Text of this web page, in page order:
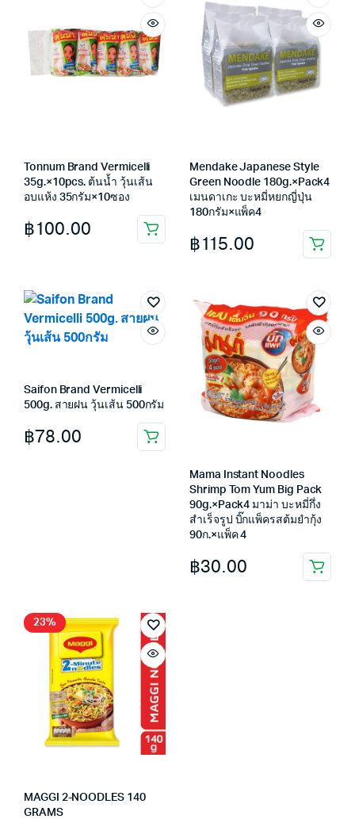
Tonnum Brand Vermicelli
35g.×10pcs. ต้นน้ำ วุ้นเส้น
อบแห้ง 35กรัม×10ซอง
฿100.00
Mendake Japanese Style
Green Noodle 180g.×Pack4
เมนดาเกะ บะหมี่หยกญี่ปุ่น
180กรัม×แพ็ค4
฿115.00
Saifon Brand Vermicelli
500g. สายฝน วุ้นเส้น 500กรัม
฿78.00
Mama Instant Noodles
Shrimp Tom Yum Big Pack
90g.×Pack4 มาม่า บะหมี่กึ่ง
สำเร็จรูป บิ๊กแพ็ครสต้มยำกุ้ง
90ก.×แพ็ค 4
฿30.00
23%
MAGGI 2-NOODLES 140
GRAMS